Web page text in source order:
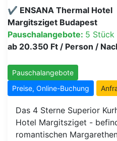
✔️ ENSANA Thermal Hotel
Margitsziget Budapest
Pauschalangebote: 5 Stück
ab 20.350 Ft / Person /
Pauschalangebote
Preise, Online-Buchung
Das 4 Sterne Superior
Hotel Margitsziget -
romantischen